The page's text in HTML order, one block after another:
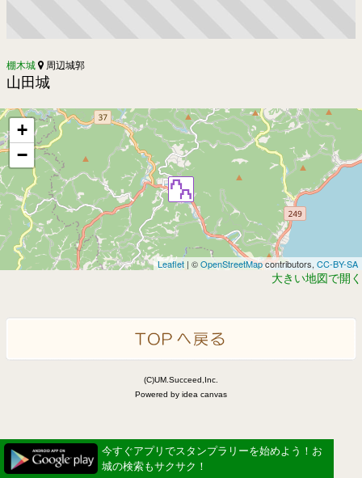
棚木城 周辺城郭
山田城
+
−
Leaflet | ©OpenStreetMapcontributors, CC-BY-SA
大きい地図で開く
(C)UM.Succeed,Inc.
Powered by idea canvas
今すぐアプリでスタンプラリーを始めよう！お
城の検索もサクサク！